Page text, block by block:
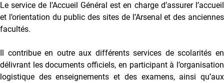
Le service de l’Accueil Général est en charge d’assurer l’accueil
et l’orientation du public des sites de l’Arsenal et des anciennes
facultés.
Il contribue en outre aux différents services de scolarités en
délivrant les documents officiels, en participant à l’organisation
logistique des enseignements et des examens, ainsi qu’aux